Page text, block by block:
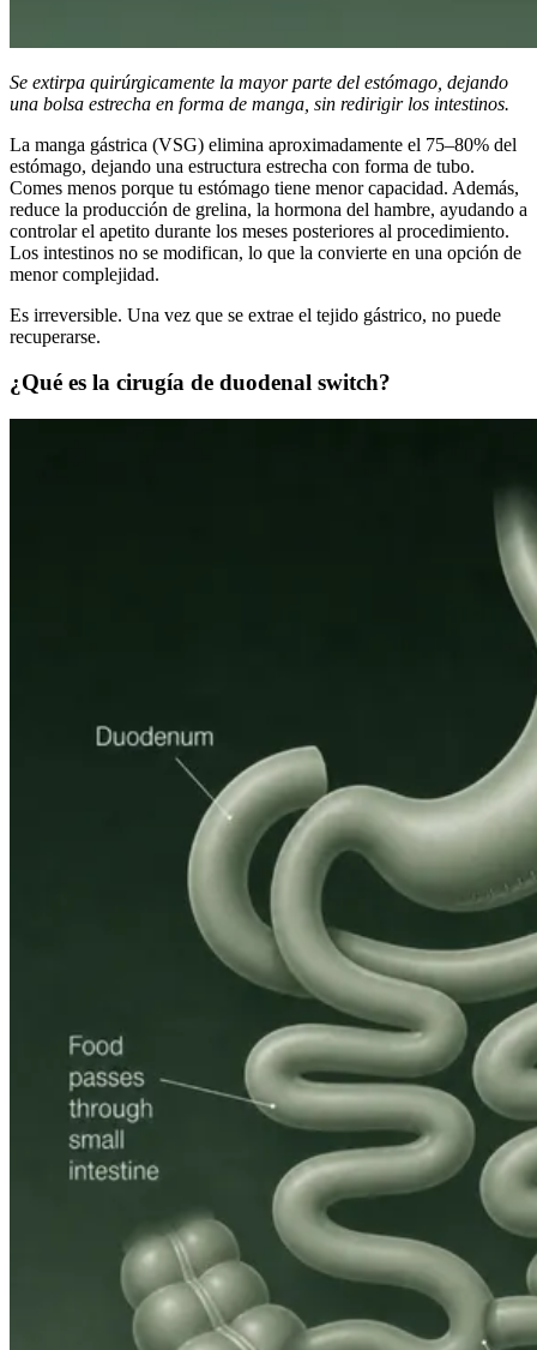
Se extirpa quirúrgicamente la mayor parte del estómago, dejando
una bolsa estrecha en forma de manga, sin redirigir los intestinos.
La manga gástrica (VSG) elimina aproximadamente el 75–80% del
estómago, dejando una estructura estrecha con forma de tubo.
Comes menos porque tu estómago tiene menor capacidad. Además,
reduce la producción de grelina, la hormona del hambre, ayudando a
controlar el apetito durante los meses posteriores al procedimiento.
Los intestinos no se modifican, lo que la convierte en una opción de
menor complejidad.
Es irreversible. Una vez que se extrae el tejido gástrico, no puede
recuperarse.
¿Qué es la cirugía de duodenal switch?